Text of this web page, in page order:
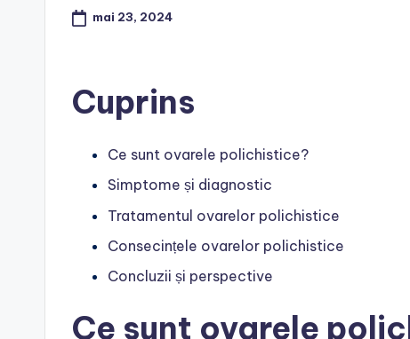
mai 23, 2024
Cuprins
Ce sunt ovarele polichistice?
Simptome și diagnostic
Tratamentul ovarelor polichistice
Consecințele ovarelor polichistice
Concluzii și perspective
Ce sunt ovarele